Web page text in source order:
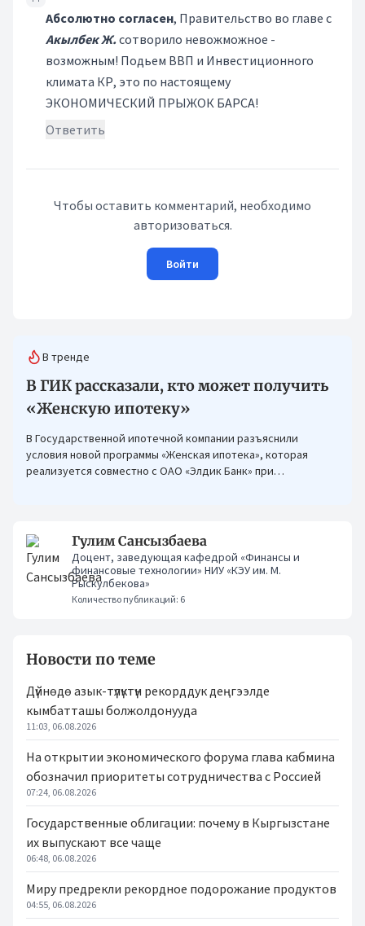
Абсолютно согласен, Правительство во главе с
Акылбек Ж.сотворило невожможное -
возможным! Подьем ВВП и Инвестиционного
климата КР, это по настоящему
ЭКОНОМИЧЕСКИЙ ПРЫЖОК БАРСА!
Ответить
Чтобы оставить комментарий, необходимо
авторизоваться.
Войти
В тренде
В ГИК рассказали, кто может получить
«Женскую ипотеку»
В Государственной ипотечной компании разъяснили
условия новой программы «Женская ипотека», которая
реализуется совместно с ОАО «Элдик Банк» при
Гулим Сансызбаева
Доцент, заведующая кафедрой «Финансы и
финансовые технологии» НИУ «КЭУ им. М.
Рыскулбекова»
Количество публикаций: 6
Новости по теме
Дүйнөдө азык-түлүктүн рекорддук деңгээлде
кымбатташы болжолдонууда
11:03, 06.08.2026
На открытии экономического форума глава кабмина
обозначил приоритеты сотрудничества с Россией
07:24, 06.08.2026
Государственные облигации: почему в Кыргызстане
их выпускают все чаще
06:48, 06.08.2026
Миру предрекли рекордное подорожание продуктов
04:55, 06.08.2026